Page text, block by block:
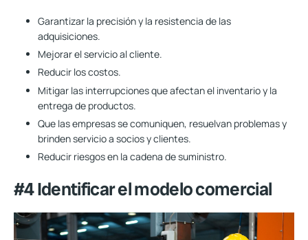
Garantizar la precisión y la resistencia de las
adquisiciones.
Mejorar el servicio al cliente.
Reducir los costos.
Mitigar las interrupciones que afectan el inventario y la
entrega de productos.
Que las empresas se comuniquen, resuelvan problemas y
brinden servicio a socios y clientes.
Reducir riesgos en la cadena de suministro.
#4 Identificar el modelo comercial